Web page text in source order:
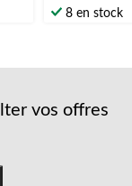
8 en stock
vos offres